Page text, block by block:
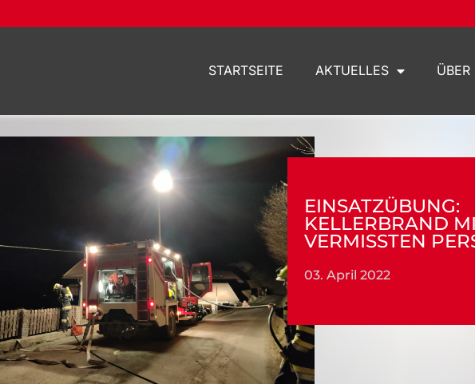
STARTSEITE AKTUELLES ÜBER
EINSATZÜBUNG:
KELLERBRAND
VERMISSTEN
03. April 2022